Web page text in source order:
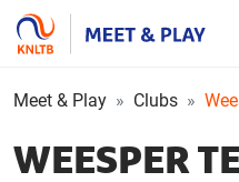
Service
menu
Meet & Play Clubs
WEESPER